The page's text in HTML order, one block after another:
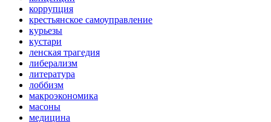
коррупция
крестьянское самоуправление
курьезы
кустари
ленская трагедия
либерализм
литература
лоббизм
макроэкономика
масоны
медицина